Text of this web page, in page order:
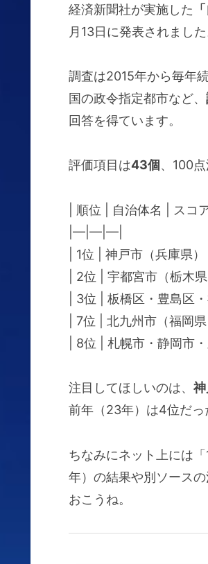
経済新聞社が実施した
月13日に発表されました
調査は2015年から毎年
国の政令指定都市など、
回答を得ています。
評価項目は43個 、100
| 順位 | 自治体名 | スコア
|—|—|—|
| 1位 | 神戸市（兵庫県）
| 2位 | 宇都宮市（栃木
| 3位 | 板橋区・豊島区
| 7位 | 北九州市（福岡
| 8位 | 札幌市・静岡市
注目してほしいのは、
前年（23年）は4位だっ
ちなみにネット上には
年）の結果や別ソースの
おこうね。